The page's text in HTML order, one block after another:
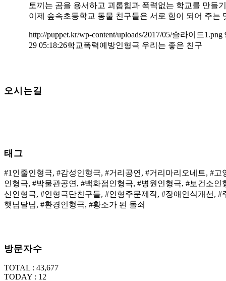
토끼는 곰을 용서하고 괴롭힘과 폭력없는 학교를 만들
이제 숲속초등학교 동물 친구들은 서로 힘이 되어 주는
http://puppet.kr/wp-content/uploads/2017/05/슬라이드1.png
29 05:18:26학교폭력예방인형극 우리는 좋은 친구
오시는길
태그
#1인줄인형극, #감성인형극, #거리공연, #거리마리오네트, #
인형극, #박물관공연, #백화점인형극, #병원인형극, #보건소
신인형극, #인형극단친구들, #인형주문제작, #장애인식개선,
햇님달님, #환경인형극, #황소가 된 돌쇠
방문자수
TOTAL : 43,677
TODAY : 12